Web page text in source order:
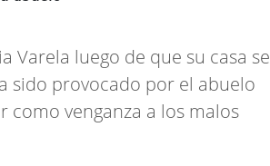
Varela luego de que su casa se
sido provocado por el abuelo
como venganza a los malos